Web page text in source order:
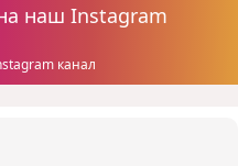
наш Instagram
канал